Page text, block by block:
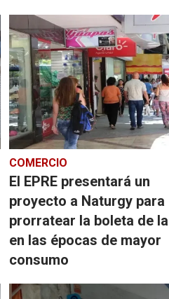
COMERCIO
El EPRE presentará un
proyecto a Naturgy para
prorratear la boleta de
en las épocas de mayor
consumo